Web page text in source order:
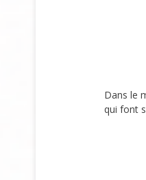
Dans le
qui font